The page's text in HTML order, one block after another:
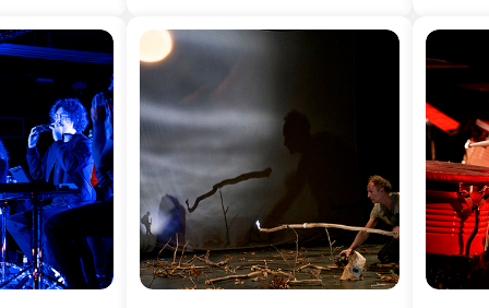
nouveaux
de nos
sera suivi de
25 ans de la
traite et
crimes contre